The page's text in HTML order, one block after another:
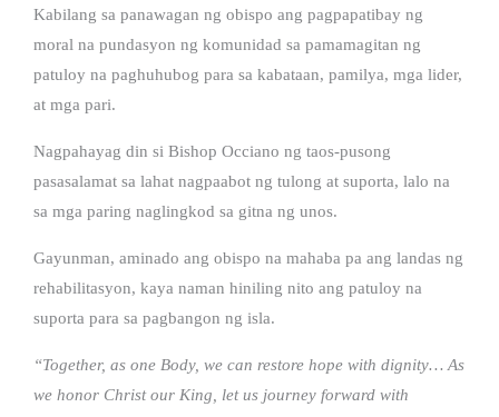
Kabilang sa panawagan ng obispo ang pagpapatibay ng
moral na pundasyon ng komunidad sa pamamagitan ng
patuloy na paghuhubog para sa kabataan, pamilya, mga lider,
at mga pari.
Nagpahayag din si Bishop Occiano ng taos-pusong
pasasalamat sa lahat nagpaabot ng tulong at suporta, lalo na
sa mga paring naglingkod sa gitna ng unos.
Gayunman, aminado ang obispo na mahaba pa ang landas ng
rehabilitasyon, kaya naman hiniling nito ang patuloy na
suporta para sa pagbangon ng isla.
“Together, as one Body, we can restore hope with dignity… As
we honor Christ our King, let us journey forward with